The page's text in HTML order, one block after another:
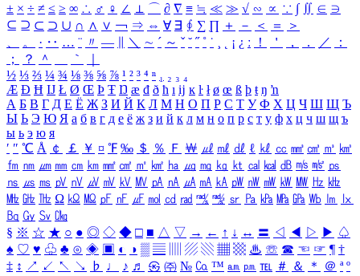
± × ÷ ≠ ≤ ≥ ∞ ∴ ♂ ♀ ∠ ⊥ ⌒ ∂ ∇ ≡ ≒ ≪ ≫ √ ∽ ∝ ∵ ∫ ∬ ∈ ∋
⊆ ⊇ ⊂ ⊃ ∪ ∩ ∧ ∨ ￢ ⇒ ⇔ ∀ ∃ ∮ ∑ ∏ ＋ － ＜ ＝
＞
、
。 · ‥ … ¨ 〃 ― ＼ ∼ ´ ～ ˇ ˘ ˝ ˚ ˙ ¸ ¡ ¿ ː ！ ＇ ， ． ／
：
；
？ ＾ ｀
½ ⅓ ⅔ ¼ ¾ ⅛ ⅜ ⅝ ⅞ ¹ ² ³ ⁴ ⁿ ₁ ₂ ₃ ₄
Æ Ð Ħ Ĳ Ł Ø Œ Þ Ŧ Ŋ æ đ ð ħ ı ĳ ĸ ŀ ł ø œ ß þ ŧ ŋ ŉ
А Б В Г Д Е Ё Ж З И Й К Л М Н О П Р С Т У Ф Х Ц Ч Ш Щ Ъ
Ы Ь Э Ю Я а б в г д е ё ж з и й к л м н о п р с т у ф х ц ч ш щ ъ
ы ь э ю я
′ ″ ℃ Å ￠ ￡ ￥ ¤ ℉ ‰ ＄ ％ Ｆ ￦ ㎕ ㎖ ㎗ ℓ ㎘ ㏄ ㎣ ㎤ ㎥ ㎦
㎙ ㎚ ㎛ ㎜ ㎝ ㎞ ㎟ ㎠ ㎡ ㎢ ㏊ ㎍ ㎎ ㎏ ㏏ ㎈ ㎉ ㏈ ㎧ ㎨ ㎰
㎱ ㎲ ㎳ ㎴ ㎵ ㎶ ㎷ ㎸ ㎹ ㎀ ㎁ ㎂ ㎃ ㎄ ㎺ ㎻ ㎽ ㎾ ㎿ ㎐ ㎑
㎒ ㎓ ㎔ Ω ㏀ ㏁ ㎊ ㎋ ㎌ ㏖ ㏅ ㎭ ㎮ ㎯ ㏛ ㎩ ㎪ ㎫ ㎬ ㏝ ㏐
㏓
㏃ ㏉ ㏜ ㏆
§ ※ ☆ ★ ○ ● ◎ ◇ ◆ □ ■ △ ▽ → ← ↑ ↓ ↔ 〓 ◁ ◀ ▷ ▶ ♤
♠ ♡ ♥ ♧ ♣ ⊙ ◈ ▣ ◐ ◑ ▒ ▤ ▨ ▧ ▦ ▩ ♨ ☏ ☎ ☜ ☞ ¶ †
‡ ↕ ↗ ↙ ↖ ↘ ♭ ♩ ♪ ♬ ㉿ ㈜ № ㏇ ™ ㏂ ㏘ ℡ ＃ ＆ ＊ ＠ ª º